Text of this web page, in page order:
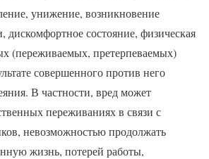
унижение, возникновение
дискомфортное состояние, физическая
(переживаемых, претерпеваемых)
совершенного против него
В частности, вред может
переживаниях в связи с
невозможностью продолжать
жизнь, потерей работы,